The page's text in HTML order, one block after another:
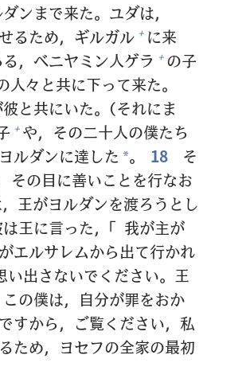
ンまで来た。ユダは，
るため，ギルガル + に来
，ベニヤミン人ゲラ + の子
人々 と共に下って来た。
彼と共にいた。（それにま
+ や，その二十人の僕たち
ルダンに達した *。 18
そ
その目に善いことを行なお
王がヨルダンを渡ろうとし
は王に言った，「 我が主が
がエルサレムから出て行かれ
い出さないでください。 王
この僕は， 自分が罪をおか
すから，ご覧ください， 私
ため，ヨセフの全家の最初